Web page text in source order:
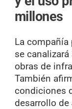
millones
La compañía
se
obras de
También
condiciones
desarrollo